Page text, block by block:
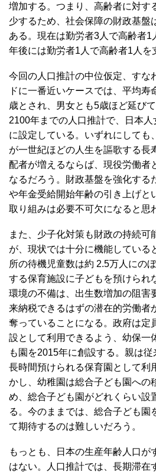
増加する。つまり、高齢者に対す
少するため、社会保障の財政基盤
ある。現在は勤労者3人で高齢者1
年後には勤労者1人で高齢者1人を
今回の人口推計の中位仮定、すな
ドに一番近いケースでは、平均寿
歳とされ、男女とも5歳ほど延び
2100年までの人口推計で、日本
に設定している。いずれにしても
が一世紀ほどの人生を謳歌する長
配者が増えるならば、現役労働者
なるだろう。財政基盤を強化する
や年金受給開始年齢の引き上げと
取り組みは必要不可欠になると思
また、少子化対策も財政の持続可
が、現状では十分に機能している
所の待機児童数は約 2.5万人にの
する保育施設に子どもを預けられ
環境の不備は、出生数増加の阻害
来納税できるはずの潜在的労働者
奪っていることになる。政府は定
設として利用できるよう、幼保一
も園を2015年に創設する。親は
長時間預けられる保育園として利
かし、幼稚園は総合子ども園への
め、総合子ども園がどれくらい設
る。今のままでは、総合子ども園
て期待するのは難しいだろう。
もっとも、日本の生産年齢人口が
はない。人口推計では、長期滞在